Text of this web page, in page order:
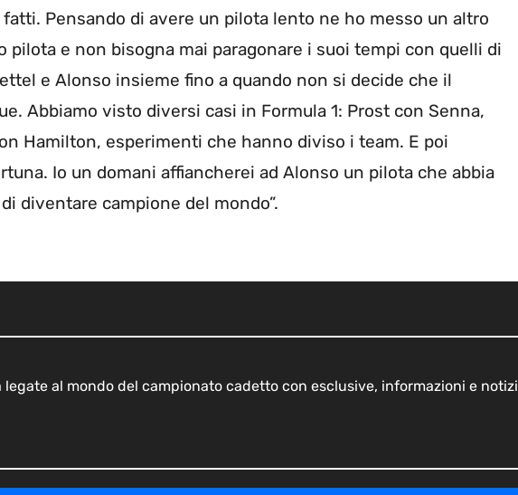
Pensando di avere un pilota lento ne ho messo un altro
pilota e non bisogna mai paragonare i suoi tempi con quelli di
e Alonso insieme fino a quando non si decide che il
Abbiamo visto diversi casi in Formula 1: Prost con Senna,
Hamilton, esperimenti che hanno diviso i team. E poi
Io un domani affiancherei ad Alonso un pilota che abbia
diventare campione del mondo”.
al mondo del campionato cadetto con esclusive, informazioni e